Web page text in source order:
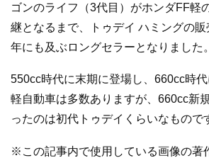
ゴンのライフ（3代目）がホンダFF軽
継となるまで、トゥデイ ハミングの
年にも及ぶロングセラーとなりました。
550cc時代に末期に登場し、660cc時
軽自動車は多数ありますが、660cc新
ったのは初代トゥデイくらいなもので
※この記事内で使用している画像の著